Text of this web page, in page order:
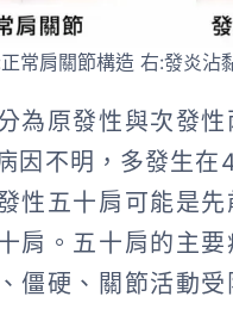
常肩關節構造 右:發炎沾
為原發性與次發
因不明，多發生在
性五十肩可能是
肩。 五十肩的主
僵硬、關節活動受